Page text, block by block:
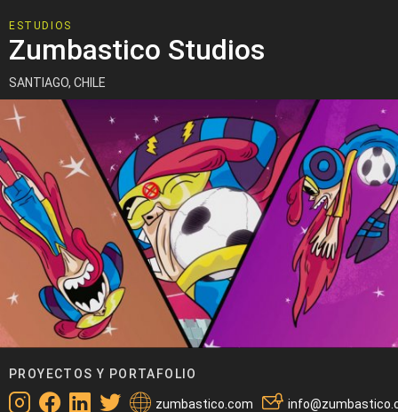
ESTUDIOS
Zumbastico Studios
SANTIAGO, CHILE
PROYECTOS Y PORTAFOLIO
zumbastico.com